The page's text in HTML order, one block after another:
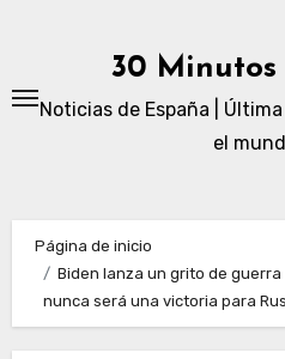
30 Minutos
Noticias de España |
el
Página de inicio
Biden lanza un grito de
nunca será una victoria para